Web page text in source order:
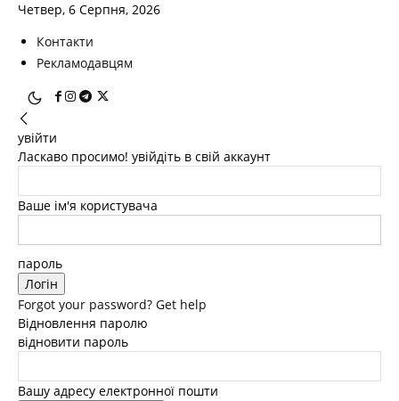
Четвер, 6 Серпня, 2026
Контакти
Рекламодавцям
увійти
Ласкаво просимо! увійдіть в свій аккаунт
Ваше ім'я користувача
пароль
Forgot your password? Get help
Відновлення паролю
відновити пароль
Вашу адресу електронної пошти